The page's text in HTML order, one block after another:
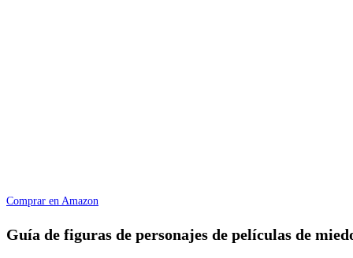
Comprar en Amazon
Guía de figuras de personajes de películas de